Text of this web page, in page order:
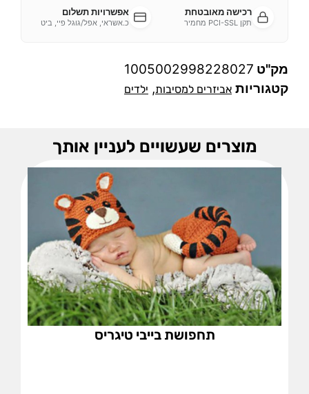
רכישה מאובטחת
תקן PCI-SSL מחמיר
אפשרויות תשלום
כ.אשראי, אפל/גוגל פיי, ביט
מק"ט 1005002998228027
קטגוריות אביזרים למסיבות, ילדים
מוצרים שעשויים לעניין אותך
תחפושת בייבי טיגריס